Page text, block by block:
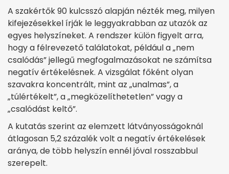
A szakértők 90 kulcsszó alapján nézték meg, milyen
kifejezésekkel írják le leggyakrabban az utazók az
egyes helyszíneket. A rendszer külön figyelt arra,
hogy a félrevezető találatokat, például a „nem
csalódás” jellegű megfogalmazásokat ne számítsa
negatív értékelésnek. A vizsgálat főként olyan
szavakra koncentrált, mint az „unalmas”, a
„túlértékelt”, a „megközelíthetetlen” vagy a
„csalódást keltő”.
A kutatás szerint az elemzett látványosságoknál
átlagosan 5,2 százalék volt a negatív értékelések
aránya, de több helyszín ennél jóval rosszabbul
szerepelt.